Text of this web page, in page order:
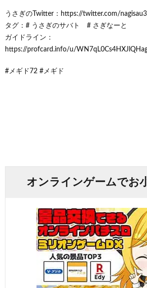
うさぎのTwitter：https://twitter.com/
タグ：# うさぎのサバト # さぎなーと
ガイドライン：
https://profcard.info/u/
#メギド72 #メギド
オンラインゲームでお